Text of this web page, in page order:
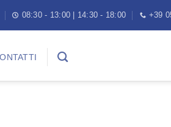
08:30 - 13:00 | 14:30 - 18:00 +39